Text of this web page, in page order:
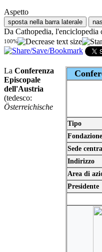
Aspetto
sposta nella barra laterale
Da Cathopedia, l'enciclopedia
100%
Tipo
Fondazione
Sede
Indirizzo
Area di
Presidente
La Conferenza
Episcopale
dell'Austria
(tedesco:
Österreichische